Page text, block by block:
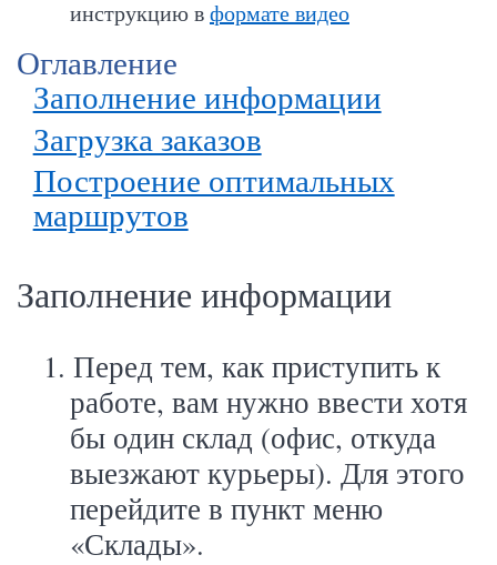
инструкцию вформате видео
Оглавление
Заполнение информации
Загрузка заказов
Построение оптимальных
маршрутов
Заполнение информации
1. Перед тем, как приступить к
работе, вам нужно ввести хотя
бы один склад (офис, откуда
выезжают курьеры). Для этого
перейдите в пункт меню
«Склады».